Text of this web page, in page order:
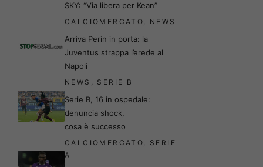
SKY: “Via libera per Kean”
CALCIOMERCATO, NEWS
Arriva Perin in porta: la
Juventus strappa l’erede al
Napoli
NEWS , SERIE B
Serie B, 16 in ospedale:
denuncia shock,
cosa è successo
CALCIOMERCATO, SERIE
A